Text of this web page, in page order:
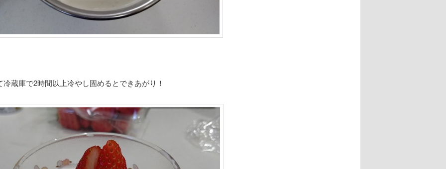
冷蔵庫で2時間以上冷やし固めるとできあがり！